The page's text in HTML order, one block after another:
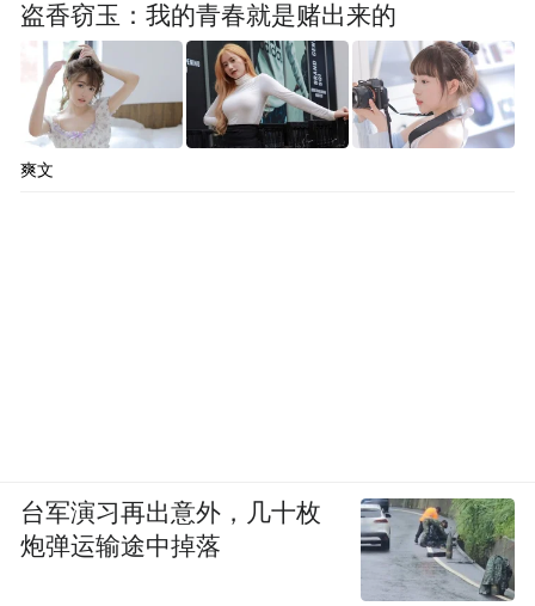
盗香窃玉：我的青春就是赌出来的
爽文
台军演习再出意外，几十枚
炮弹运输途中掉落